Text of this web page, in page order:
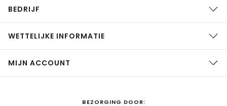
BEDRIJF
WETTELIJKE INFORMATIE
MIJN ACCOUNT
BEZORGING DOOR: